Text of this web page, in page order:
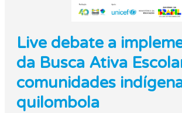
Live debate a
da Busca Ativa
comunidades
quilombola